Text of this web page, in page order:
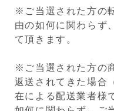
※ご当選された方の
由の如何に関わらず
て頂きます。
※ご当選された方の
返送されてきた場合
在による配送業者様